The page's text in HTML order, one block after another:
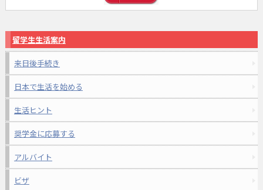
留学生生活案内
来日後手続き
日本で生活を始める
生活ヒント
奨学金に応募する
アルバイト
ビザ